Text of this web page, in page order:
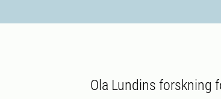
Ola Lundins forskning